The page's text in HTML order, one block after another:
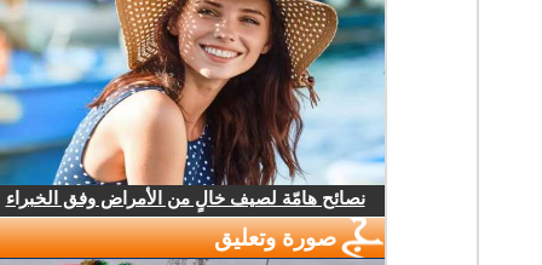
نصائح هامّة لصيف خالٍ من الأمراض وفق الخبراء
صورة وتعليق